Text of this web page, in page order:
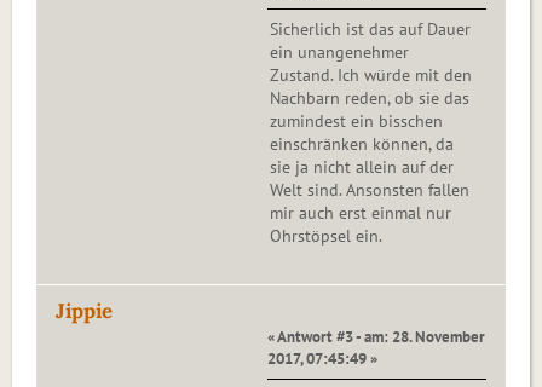
Sicherlich ist das auf Dauer
ein unangenehmer
Zustand. Ich würde mit den
Nachbarn reden, ob sie das
zumindest ein bisschen
einschränken können, da
sie ja nicht allein auf der
Welt sind. Ansonsten fallen
mir auch erst einmal nur
Ohrstöpsel ein.
Jippie
« Antwort #3 - am: 28. November
2017, 07:45:49 »